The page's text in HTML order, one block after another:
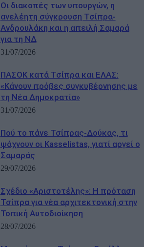
Οι διακοπές των υπουργών, η
ανελέητη σύγκρουση Τσίπρα-
Ανδρουλάκη και η απειλή Σαμαρά
για τη ΝΔ
31/07/2026
ΠΑΣΟΚ κατά Τσίπρα και ΕΛΑΣ:
«Κάνουν πρόβες συγκυβέρνησης με
τη Νέα Δημοκρατία»
31/07/2026
Πού το πάνε Τσίπρας-Δούκας, τι
ψάχνουν οι Kasselistas, γιατί αργεί ο
Σαμαράς
29/07/2026
Σχέδιο «Αριστοτέλης»: Η πρόταση
Τσίπρα για νέα αρχιτεκτονική στην
Τοπική Αυτοδιοίκηση
28/07/2026